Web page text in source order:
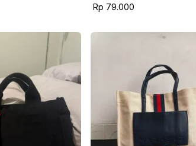
Rp 79.000